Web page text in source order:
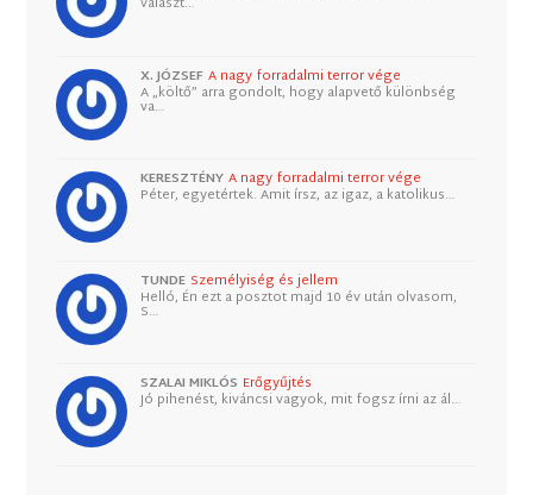
X. JÓZSEF A nagy forradalmi terror vége
A „költő” arra gondolt, hogy alapvető különbség
va…
KERESZTÉNY A nagy forradalmi terror vége
Péter, egyetértek. Amit írsz, az igaz, a katolikus…
TUNDE Személyiség és jellem
Helló, Én ezt a posztot majd 10 év után olvasom,
S…
SZALAI MIKLÓS Erőgyűjtés
Jó pihenést, kiváncsi vagyok, mit fogsz írni az ál…